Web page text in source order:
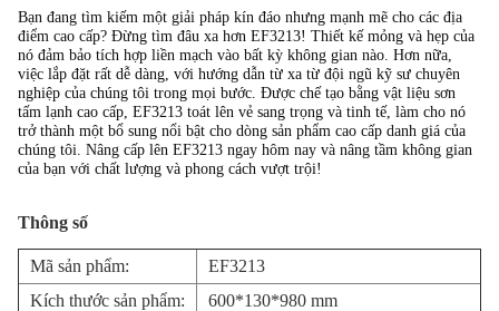
Bạn đang tìm kiếm một giải pháp kín đáo nhưng mạnh mẽ cho các địa
điểm cao cấp? Đừng tìm đâu xa hơn EF3213! Thiết kế mỏng và hẹp của
nó đảm bảo tích hợp liền mạch vào bất kỳ không gian nào. Hơn nữa,
việc lắp đặt rất dễ dàng, với hướng dẫn từ xa từ đội ngũ kỹ sư chuyên
nghiệp của chúng tôi trong mọi bước. Được chế tạo bằng vật liệu sơn
tấm lạnh cao cấp, EF3213 toát lên vẻ sang trọng và tinh tế, làm cho nó
trở thành một bổ sung nổi bật cho dòng sản phẩm cao cấp danh giá của
chúng tôi. Nâng cấp lên EF3213 ngay hôm nay và nâng tầm không gian
của bạn với chất lượng và phong cách vượt trội!
Thông số
Mã sản phẩm:
EF3213
Kích thước sản phẩm:
600*130*980 mm